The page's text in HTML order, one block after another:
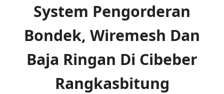
System Pengorderan
Bondek, Wiremesh Dan
Baja Ringan Di Cibeber
Rangkasbitung